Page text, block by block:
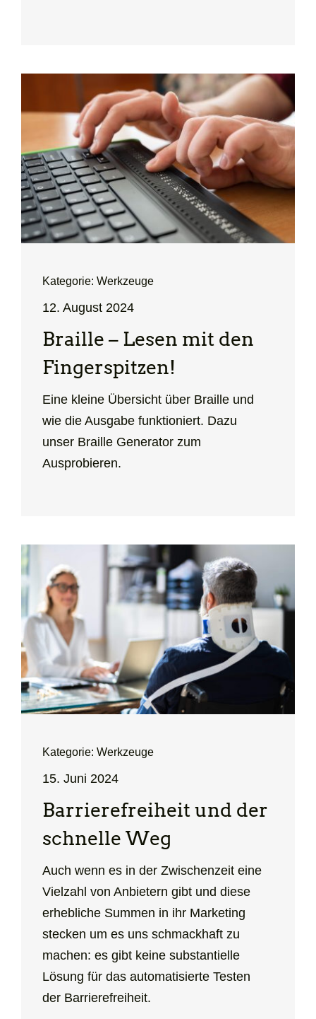
Kategorie: Werkzeuge
12. August 2024
Braille – Lesen mit den
Finger­spitzen!
Eine kleine Übersicht über Braille und
wie die Ausgabe funktioniert. Dazu
unser Braille Generator zum
Ausprobieren.
Kategorie: Werkzeuge
15. Juni 2024
Barrierefreiheit und der
schnelle Weg
Auch wenn es in der Zwischenzeit eine
Vielzahl von Anbietern gibt und diese
erhebliche Summen in ihr Marketing
stecken um es uns schmackhaft zu
machen: es gibt keine substantielle
Lösung für das automatisierte Testen
der Barrierefreiheit.